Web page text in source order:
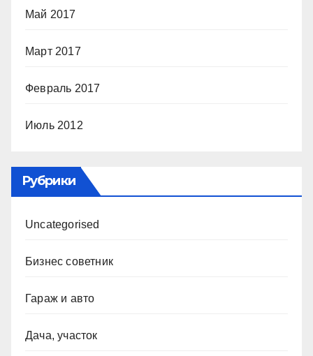
Май 2017
Март 2017
Февраль 2017
Июль 2012
Рубрики
Uncategorised
Бизнес советник
Гараж и авто
Дача, участок